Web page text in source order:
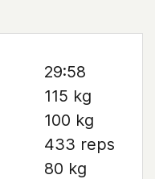
29:58
115 kg
100 kg
433 reps
80 kg